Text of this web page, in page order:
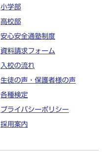
小学部
高校部
安心安全通塾制度
資料請求フォーム
入校の流れ
生徒の声・保護者様の声
各種検定
プライバシーポリシー
採用案内